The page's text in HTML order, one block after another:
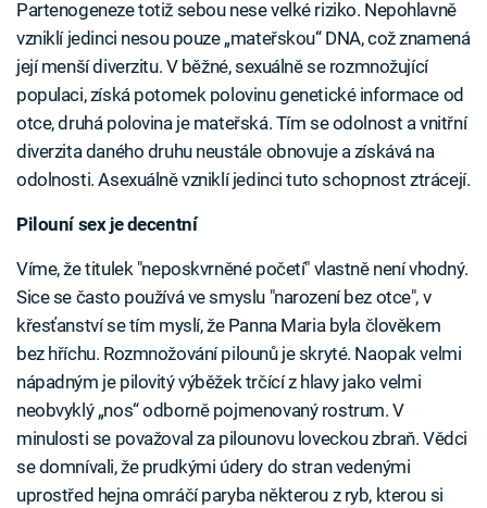
Partenogeneze totiž sebou nese velké riziko. Nepohlavně
vzniklí jedinci nesou pouze „mateřskou“ DNA, což znamená
její menší diverzitu. V běžné, sexuálně se rozmnožující
populaci, získá potomek polovinu genetické informace od
otce, druhá polovina je mateřská. Tím se odolnost a vnitřní
diverzita daného druhu neustále obnovuje a získává na
odolnosti. Asexuálně vzniklí jedinci tuto schopnost ztrácejí.
Pilouní sex je decentní
Víme, že titulek "neposkvrněné početí" vlastně není vhodný.
Sice se často používá ve smyslu "narození bez otce", v
křesťanství se tím myslí, že Panna Maria byla člověkem
bez hříchu. Rozmnožování pilounů je skryté. Naopak velmi
nápadným je pilovitý výběžek trčící z hlavy jako velmi
neobvyklý „nos“ odborně pojmenovaný rostrum. V
minulosti se považoval za pilounovu loveckou zbraň. Vědci
se domnívali, že prudkými údery do stran vedenými
uprostřed hejna omráčí paryba některou z ryb, kterou si